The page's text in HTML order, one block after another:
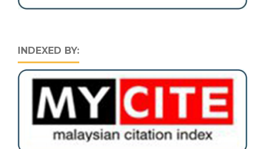
INDEXED BY: